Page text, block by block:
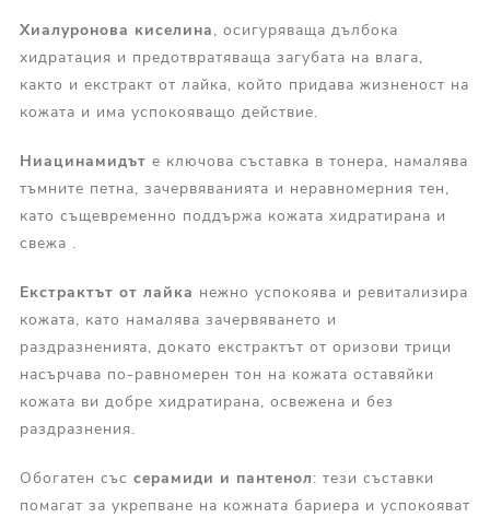
Хиалуронова киселина, осигуряваща дълбока
хидратация и предотвратяваща загубата на влага,
както и екстракт от лайка, който придава жизненост на
кожата и има успокояващо действие.
Ниацинамидът е ключова съставка в тонера, намалява
тъмните петна, зачервяванията и неравномерния тен,
като същевременно поддържа кожата хидратирана и
свежа .
Екстрактът от лайка нежно успокоява и ревитализира
кожата, като намалява зачервяването и
раздразненията, докато екстрактът от оризови трици
насърчава по-равномерен тон на кожата оставяйки
кожата ви добре хидратирана, освежена и без
раздразнения.
Обогатен със серамиди и пантенол: тези съставки
помагат за укрепване на кожната бариера и успокояват